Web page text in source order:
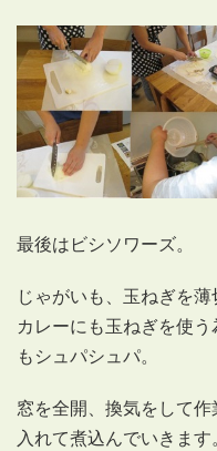
最後はビシソワーズ。
じゃがいも、玉ねぎを
カレーにも玉ねぎを使
もシュパシュパ。
窓を全開、換気をして
入れて煮込んでいきます。